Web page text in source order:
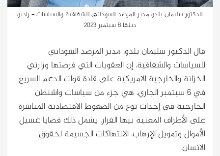
الدكتور سليمان بلدو مدير المرصد السوداني للشفافية والسياسات - راديو
دبنقا 8 سبتمبر 2023
قال الدكتور سليمان بلدو، مدير المرصد السوداني
للسياسات والشفافية، إن العقوبات التي فرضتها وزارتي
الخزانة والخارجية الامريكية على قادة قوات الدعم السريع،
في 6 سبتمبر الجاري، هي جزء من سياسات واشنطن
الخارجية في إحداث نوع من الضغوط الاقتصادية المباشرة
على الأطراف المعنية بيها القرار، يشمل ذلك قضايا غسيل
الأموال وتمويل الإرهاب، الانتهاكات الجسيمة لحقوق
الانسان.